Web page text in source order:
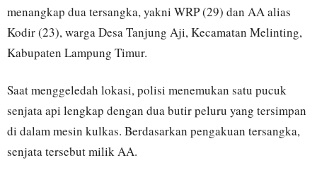
menangkap dua tersangka, yakni WRP (29) dan AA alias
Kodir (23), warga Desa Tanjung Aji, Kecamatan Melinting,
Kabupaten Lampung Timur.
Saat menggeledah lokasi, polisi menemukan satu pucuk
senjata api lengkap dengan dua butir peluru yang tersimpan
di dalam mesin kulkas. Berdasarkan pengakuan tersangka,
senjata tersebut milik AA.